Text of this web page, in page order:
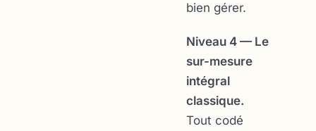
bien gérer.
Niveau 4 — Le
sur-mesure
intégral
classique.
Tout codé